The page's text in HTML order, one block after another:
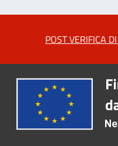
POST VERIFICA